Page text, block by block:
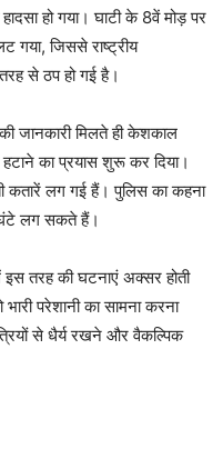
हो गया। घाटी के 8वें मोड़ पर
गया, जिससे राष्ट्रीय
से ठप हो गई है।
जानकारी मिलते ही केशकाल
का प्रयास शुरू कर दिया।
कतारें लग गई हैं। पुलिस का कहना
लग सकते हैं।
तरह की घटनाएं अक्सर होती
परेशानी का सामना करना
से धैर्य रखने और वैकल्पिक